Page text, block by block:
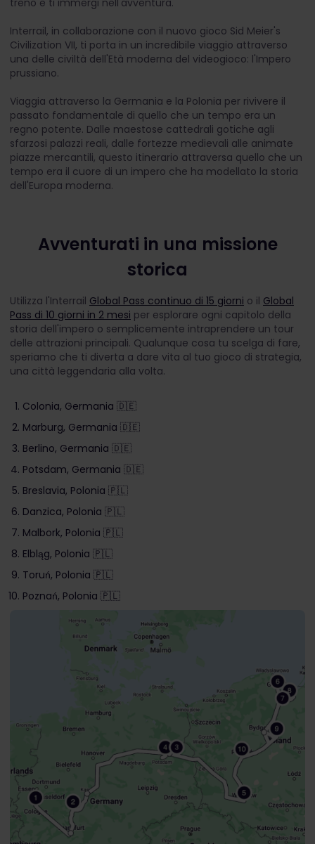
treno e ti immergi nell'avventura.
Interrail, in collaborazione con il nuovo gioco Sid Meier's
Civilization VII, ti porta in un incredibile viaggio attraverso
una delle civiltà dell'Età moderna del videogioco: l'Impero
prussiano.
Viaggia attraverso la Germania e la Polonia per rivivere il
passato fondamentale di quello che un tempo era un
regno potente. Dalle maestose cattedrali gotiche agli
sfarzosi palazzi reali, dalle fortezze medievali alle animate
piazze mercantili, questo itinerario attraversa quello che un
tempo era il cuore di un impero che ha modellato la storia
dell'Europa moderna.
Avventurati in una missione
storica
Utilizza l'Interrail Global Pass continuo di 15 giorni o il Global
Pass di 10 giorni in 2 mesi per esplorare ogni capitolo della
storia dell'impero o semplicemente intraprendere un tour
delle attrazioni principali. Qualunque cosa tu scelga di fare,
speriamo che ti diverta a dare vita al tuo gioco di strategia,
una città leggendaria alla volta.
Colonia, Germania 🇩🇪
Marburg, Germania 🇩🇪
Berlino, Germania 🇩🇪
Potsdam, Germania 🇩🇪
Breslavia, Polonia 🇵🇱
Danzica, Polonia 🇵🇱
Malbork, Polonia 🇵🇱
Elbląg, Polonia 🇵🇱
Toruń, Polonia 🇵🇱
Poznań, Polonia 🇵🇱